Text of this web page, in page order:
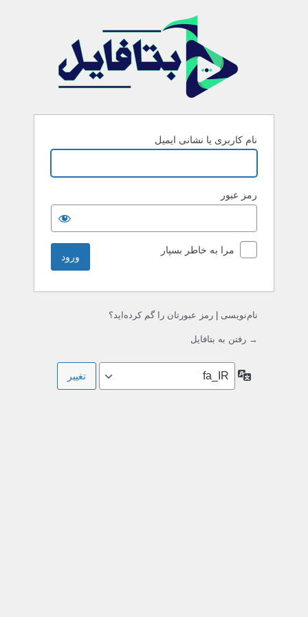
نام کاربری یا نشانی ایمیل
رمز عبور
مرا به خاطر بسپار
نام‌نویسی رمز عبورتان را گم کرده‌اید؟
→ رفتن به بتافایل
زبان